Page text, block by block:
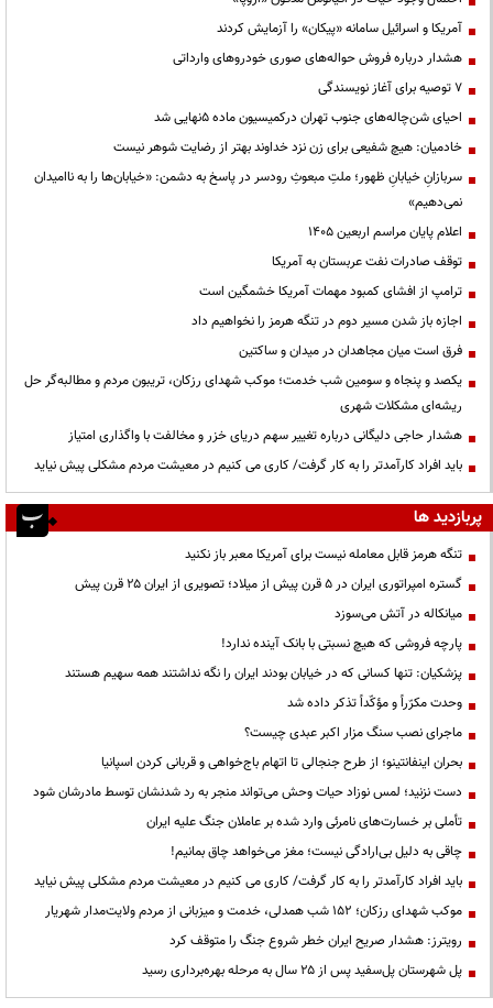
آمریکا و اسرائیل سامانه «پیکان» را آزمایش کردند
هشدار درباره فروش حواله‌های صوری خودروهای وارداتی
۷ توصیه برای آغاز نویسندگی
احیای شن‌چاله‌های جنوب تهران درکمیسیون ماده ۵نهایی شد
خادمیان: هیچ شفیعی برای زن نزد خداوند بهتر از رضایت شوهر نیست
سربازانِ خیابانِ ظهور؛ ملتِ مبعوثِ رودسر در پاسخ به دشمن: «خیابان‌ها را به ناامیدان
نمی‌دهیم»
اعلام پایان مراسم اربعین ۱۴۰۵
توقف صادرات نفت عربستان به آمریکا
ترامپ از افشای کمبود مهمات آمریکا خشمگین است
اجازه باز شدن مسیر دوم در تنگه هرمز را نخواهیم داد
فرق است میان مجاهدان در میدان و ساکتین
یکصد و پنجاه و سومین شب خدمت؛ موکب شهدای رزکان، تریبون مردم و مطالبه‌گر حل
ریشه‌ای مشکلات شهری
هشدار حاجی دلیگانی درباره تغییر سهم دریای خزر و مخالفت با واگذاری امتیاز
باید افراد کارآمدتر را به کار گرفت/ کاری می کنیم در معیشت مردم مشکلی پیش نیاید
پربازدید ها
تنگه هرمز قابل معامله نیست برای آمریکا معبر باز نکنید
گستره امپراتوری ایران در ۵ قرن پیش از میلاد؛ تصویری از ایران ۲۵ قرن پیش
میانکاله در آتش می‌سوزد
پارچه فروشی که هیچ نسبتی با بانک آینده ندارد!
پزشکیان: تنها کسانی که در خیابان بودند ایران را نگه نداشتند همه سهیم هستند
وحدت مکرّراً و مؤکّداً تذکر داده شد
ماجرای نصب سنگ مزار اکبر عبدی چیست؟
بحران اینفانتینو؛ از طرح جنجالی تا اتهام باج‌خواهی و قربانی کردن اسپانیا
دست نزنید؛ لمس نوزاد حیات وحش می‌تواند منجر به رد شدنشان توسط مادرشان شود
تأملی بر خسارت‌های نامرئی وارد شده بر عاملان جنگ علیه ایران
چاقی به دلیل بی‌ارادگی نیست؛ مغز می‌خواهد چاق بمانیم!
باید افراد کارآمدتر را به کار گرفت/ کاری می کنیم در معیشت مردم مشکلی پیش نیاید
موکب شهدای رزکان؛ ۱۵۲ شب همدلی، خدمت و میزبانی از مردم ولایت‌مدار شهریار
رویترز: هشدار صریح ایران خطر شروع جنگ را متوقف کرد
پل شهرستان پل‌سفید پس از ۲۵ سال به مرحله بهره‌برداری رسید